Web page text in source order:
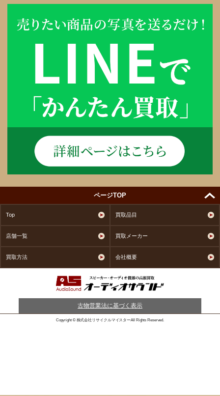
ページTOP
Top 買取品目
店舗一覧 買取メーカー
買取方法 会社概要
古物営業法に基づく表示
Copyright © 株式会社リサイクルマイスターAll Rights Reserved.